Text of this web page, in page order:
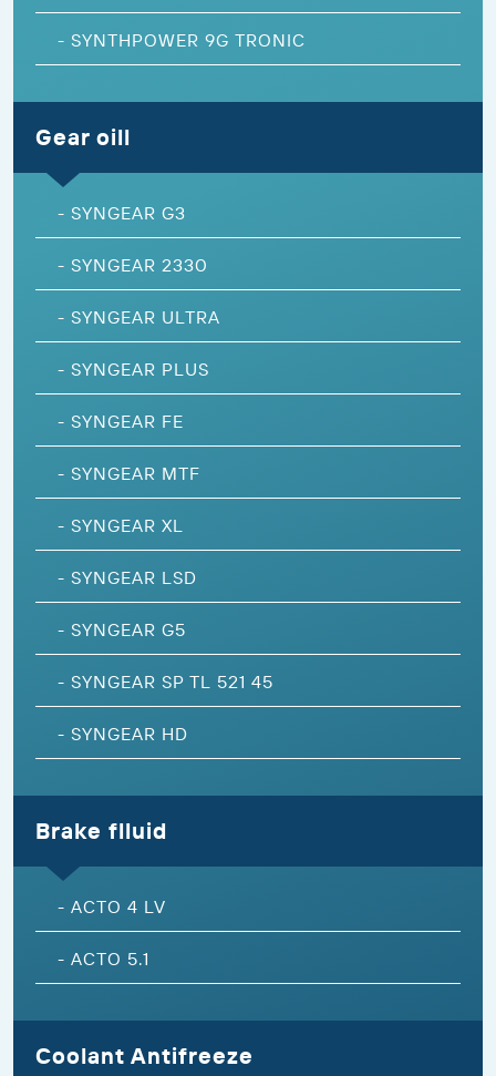
- SYNTHPOWER 9G TRONIC
Gear oill
- SYNGEAR G3
- SYNGEAR 2330
- SYNGEAR ULTRA
- SYNGEAR PLUS
- SYNGEAR FE
- SYNGEAR MTF
- SYNGEAR XL
- SYNGEAR LSD
- SYNGEAR G5
- SYNGEAR SP TL 521 45
- SYNGEAR HD
Brake flluid
- ACTO 4 LV
- ACTO 5.1
Coolant Antifreeze